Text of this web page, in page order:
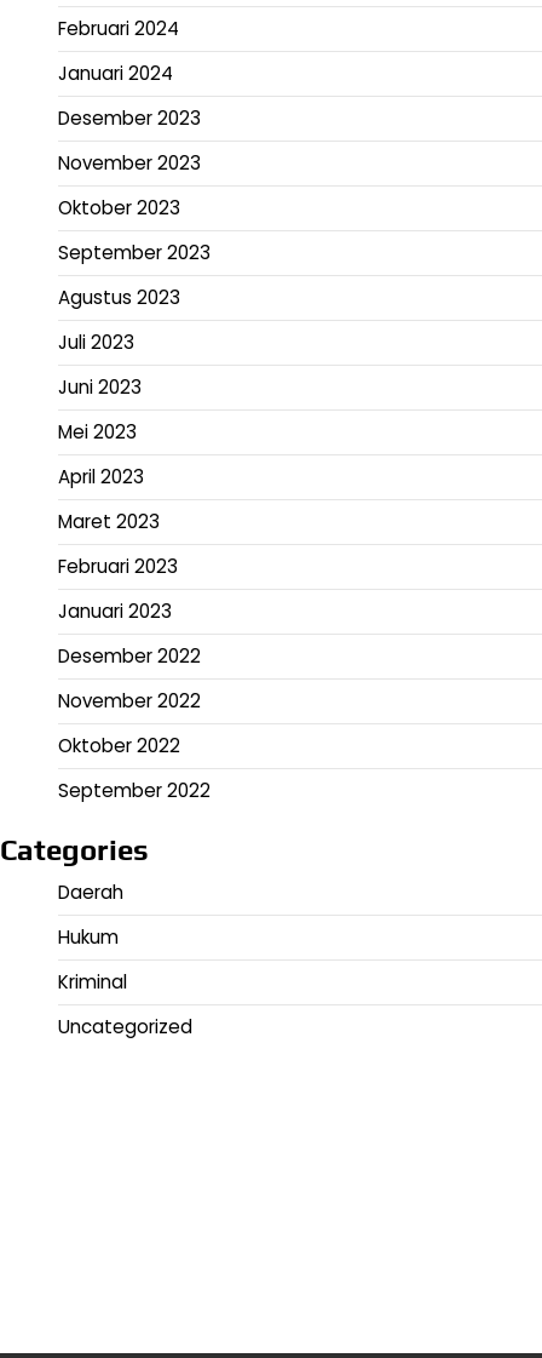
Februari 2024
Januari 2024
Desember 2023
November 2023
Oktober 2023
September 2023
Agustus 2023
Juli 2023
Juni 2023
Mei 2023
April 2023
Maret 2023
Februari 2023
Januari 2023
Desember 2022
November 2022
Oktober 2022
September 2022
Categories
Daerah
Hukum
Kriminal
Uncategorized